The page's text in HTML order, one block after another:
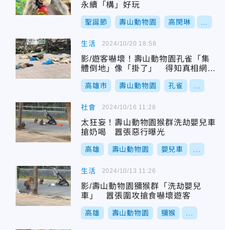
永續「構」好玩
聖誕節 壽山動物園 高閔琳
生活
影/遊客嚇壞！壽山動物園孔雀「集
體倒地」像「掛了」 得知真相網
笑：薪水小偷
高雄市 壽山動物園 孔雀
2024/10/20 18:58
社會
太狂妄！壽山動物園猴群洗劫嬰兒車
搶奶喝 囂張惡行曝光
高雄 壽山動物園 嬰兒車
2024/10/16 11:28
生活
影/壽山動物園獼猴群「洗劫嬰兒
車」 囂張圍攻搶食嚇壞遊客
高雄 壽山動物園 獼猴
2024/10/13 11:26